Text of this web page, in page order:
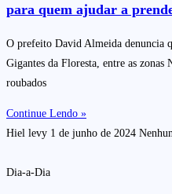
para quem ajudar a
O prefeito David Almeida denuncia
Gigantes da Floresta, entre as zonas
roubados
Continue Lendo »
Hiel levy 1 de junho de 2024
Dia-a-Dia